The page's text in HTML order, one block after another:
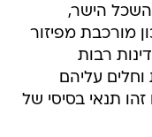
הישר,
מורכבת מפיזור
רבות
וחלים עליהם
תנאי בסיסי של